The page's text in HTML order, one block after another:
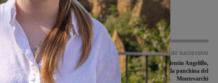
Articolo precedente
Era ricoverato alla Gruccia in stato
confusionale l’uomo nudo sulla
regionale69
Articolo successivo
Si è spento Antonio Valentin Angelillo,
era stato anche sulla panchina del
Montevarchi